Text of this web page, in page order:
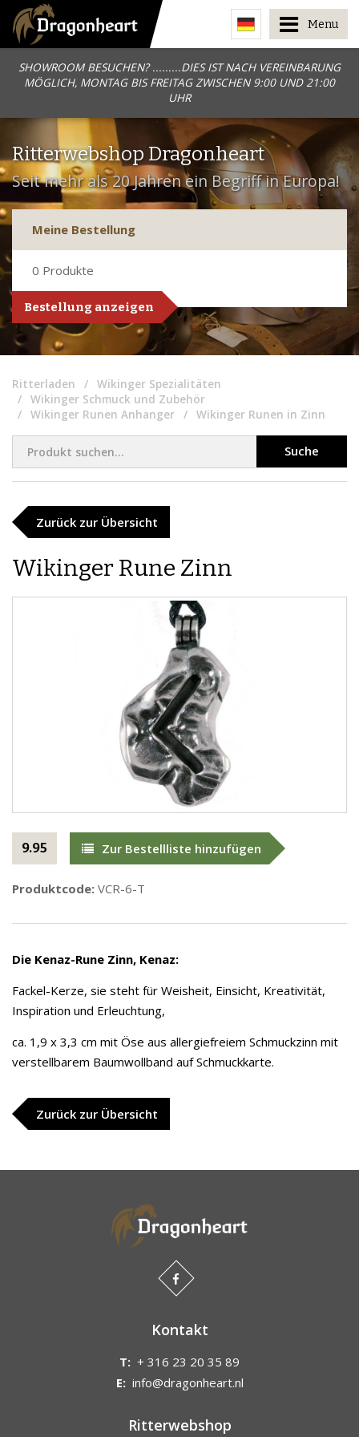
SHOWROOM BESUCHEN? .........DIES IST NACH VEREINBARUNG
MÖGLICH, MONTAG BIS FREITAG ZWISCHEN 9:00 UND 21:00
UHR
Menu
Ritterwebshop Dragonheart
Seit mehr als 20 Jahren ein Begriff in Europa!
Meine Bestellung
0 Produkte
Bestellung anzeigen
Ritterladen
Wikinger Spezialitäten
Wikinger Schmuck und Zubehör
Wikinger Runen Anhanger
Wikinger Runen in Zinn
Suche
Zurück zur Übersicht
Wikinger Rune Zinn
9.95 Zur Bestellliste hinzufügen
Produktcode: VCR-6-T
Die Kenaz-Rune Zinn, Kenaz:
Fackel-Kerze, sie steht für Weisheit, Einsicht, Kreativität,
Inspiration und Erleuchtung,
ca. 1,9 x 3,3 cm mit Öse aus allergiefreiem Schmuckzinn mit
verstellbarem Baumwollband auf Schmuckkarte.
Zurück zur Übersicht
Kontakt
T: + 316 23 20 35 89
E: info@dragonheart.nl
Ritterwebshop